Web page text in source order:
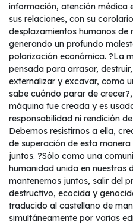
información, atención médica
sus relaciones, con su
desplazamientos humanos de
generando un profundo
polarización económica. ?La
pensada para arrasar,
externalizar y excavar, como
sabe cuándo parar de
máquina fue creada y es
responsabilidad ni rendición
Debemos resistirnos a ella,
de superación de esta
juntos. ?Sólo como una
humanidad unida en nuestras
mantenernos juntos, salir del
destructivo, ecocida y
traducido al castellano de
simultáneamente por varias